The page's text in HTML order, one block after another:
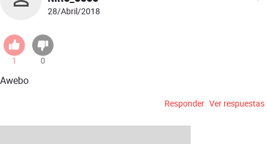
28/Abril/2018
1 0
Awebo
Responder Ver respuestas